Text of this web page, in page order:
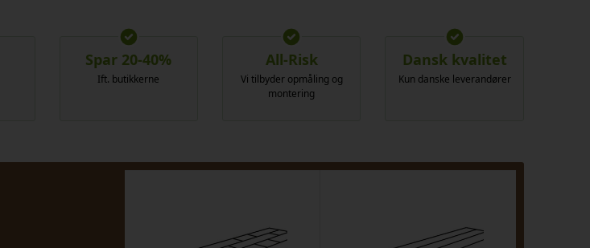
Spar 20-40%
Ift. butikkerne
All-Risk
Vi tilbyder opmåling og
montering
Dansk kvalitet
Kun danske leverandører